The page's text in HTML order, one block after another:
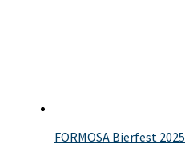
FORMOSA Bierfest 2025